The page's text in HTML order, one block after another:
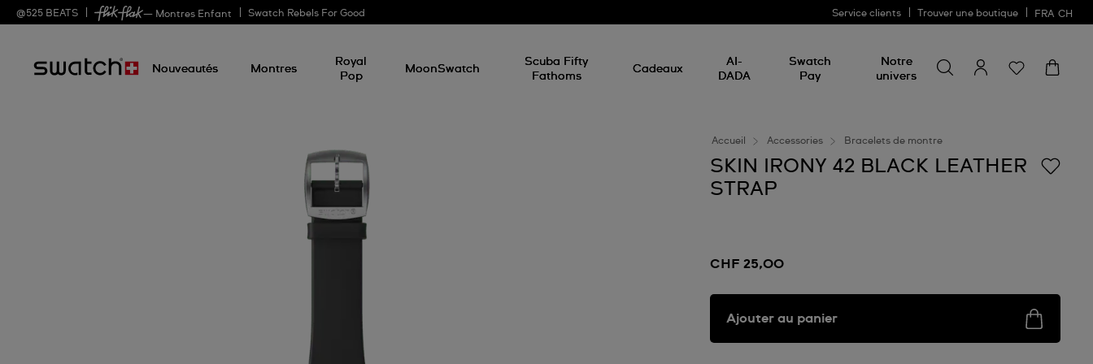
@525 BEATS — Montres Enfant Swatch Rebels For Good Service clients Trouver une boutique FRA CH
Nouveautés Montres
Royal
Pop
MoonSwatch
Scuba Fifty
Fathoms
Cadeaux
AI-
DADA
Swatch
Pay
Notre
univers
un
produit
Accueil Accessories Bracelets de montre
SKIN IRONY 42 BLACK LEATHER
STRAP
CHF 25,00
Ajouter au panier